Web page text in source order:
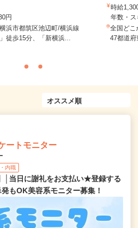
円
浜市都筑区池辺町/横浜線
徒歩15分、「新横浜...
時給
年数・
全国どこ
47都道
ートモニター
内職
│当日に謝礼をお支払い★登録する
もOK美容系モニター募集！